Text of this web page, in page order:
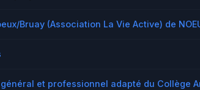
Bruay (Association La Vie Active) de
et professionnel adapté du Collège